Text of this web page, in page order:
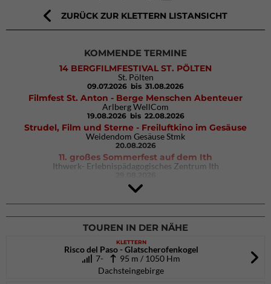
ZURÜCK ZUR KLETTERN LISTANSICHT
KOMMENDE TERMINE
14 BERGFILMFESTIVAL ST. PÖLTEN
St. Pölten
09.07.2026 bis 31.08.2026
Filmfest St. Anton - Berge Menschen Abenteuer
Arlberg WellCom
19.08.2026 bis 22.08.2026
Strudel, Film und Sterne - Freiluftkino im Gesäuse
Weidendom Gesäuse Stmk
20.08.2026
11. großes Sommerfest auf dem Ith
Ithwerk- Erlebnispädagogisches Zentrum Ith
4Blocs KIDS 2026
DAV Kletter- & Boulderzentrum München Süd (Thalkirchen)
26.09.2026
TOUREN IN DER NÄHE
KLETTERN
Risco del Paso - Glatscherofenkogel
7- 95 m / 1050 Hm
Dachsteingebirge